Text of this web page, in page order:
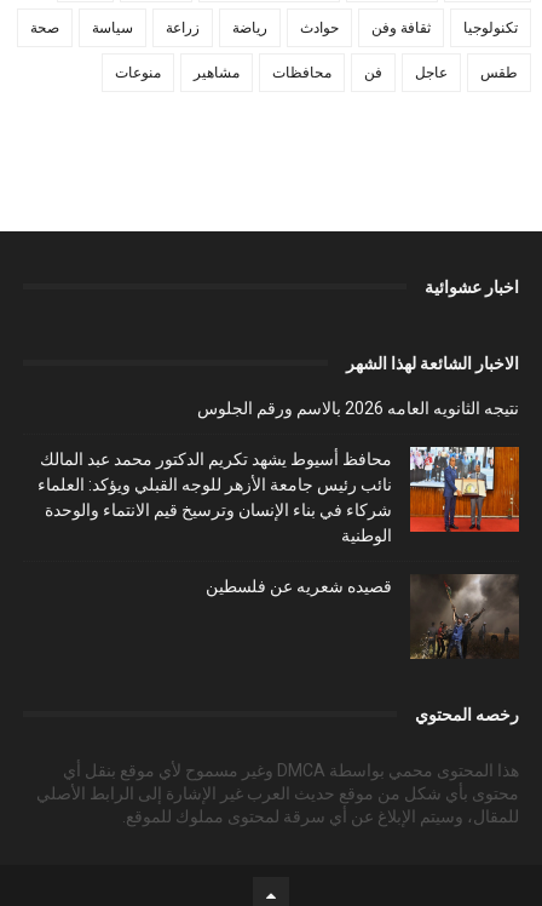
تكنولوجيا ثقافة وفن حوادث رياضة زراعة سياسة صحة
طقس عاجل فن محافظات مشاهير منوعات
اخبار عشوائية
الاخبار الشائعة لهذا الشهر
نتيجه الثانويه العامه 2026 بالاسم ورقم الجلوس
محافظ أسيوط يشهد تكريم الدكتور محمد عبد المالك
نائب رئيس جامعة الأزهر للوجه القبلي ويؤكد: العلماء
شركاء في بناء الإنسان وترسيخ قيم الانتماء والوحدة
الوطنية
قصيده شعريه عن فلسطين
رخصه المحتوي
هذا المحتوى محمي بواسطة DMCA وغير مسموح لأي موقع بنقل أي
محتوى بأي شكل من موقع حديث العرب غير الإشارة إلى الرابط الأصلي
للمقال، وسيتم الإبلاغ عن أي سرقة لمحتوى مملوك للموقع.